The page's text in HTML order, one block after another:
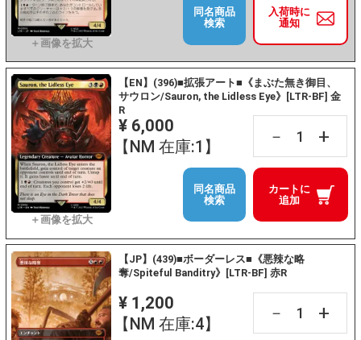
入荷時に
通知
同名商品
検索
【EN】(396)■拡張アート■《まぶた無き御目、
サウロン/Sauron, the Lidless Eye》[LTR-BF] 金
R
¥ 6,000
【NM 在庫:1】
－ +
カートに
追加
同名商品
検索
【JP】(439)■ボーダーレス■《悪辣な略
奪/Spiteful Banditry》[LTR-BF] 赤R
¥ 1,200
【NM 在庫:4】
－ +